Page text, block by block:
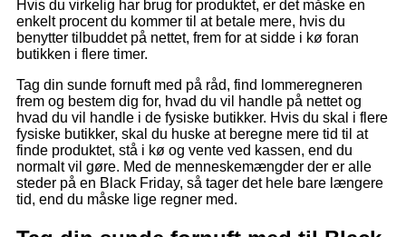
Hvis du virkelig har brug for produktet, er det måske en
enkelt procent du kommer til at betale mere, hvis du
benytter tilbuddet på nettet, frem for at sidde i kø foran
butikken i flere timer.
Tag din sunde fornuft med på råd, find lommeregneren
frem og bestem dig for, hvad du vil handle på nettet og
hvad du vil handle i de fysiske butikker. Hvis du skal i flere
fysiske butikker, skal du huske at beregne mere tid til at
finde produktet, stå i kø og vente ved kassen, end du
normalt vil gøre. Med de menneskemængder der er alle
steder på en Black Friday, så tager det hele bare længere
tid, end du måske lige regner med.